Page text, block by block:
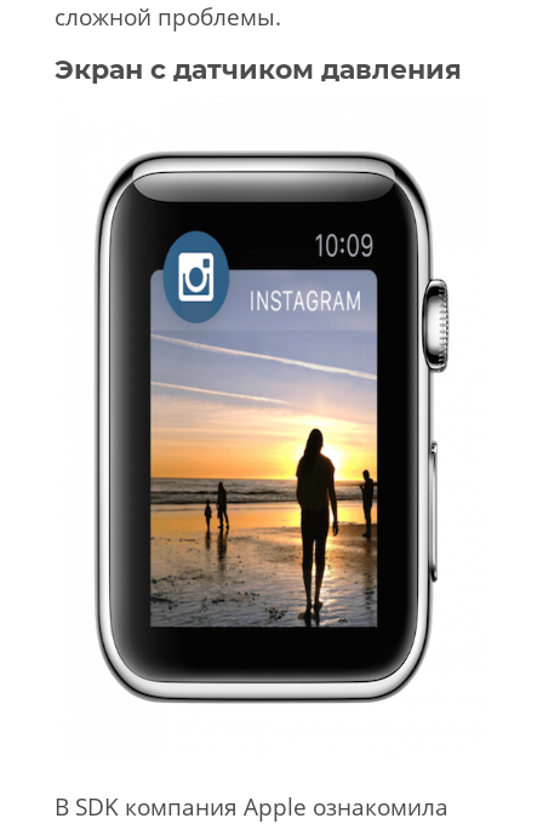
сложной проблемы.
Экран с датчиком давления
В SDK компания Apple ознакомила